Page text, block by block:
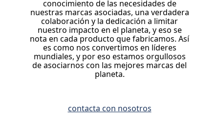
conocimiento de las necesidades de
nuestras marcas asociadas, una verdadera
colaboración y la dedicación a limitar
nuestro impacto en el planeta, y eso se
nota en cada producto que fabricamos. Así
es como nos convertimos en líderes
mundiales, y por eso estamos orgullosos
de asociarnos con las mejores marcas del
planeta.
contacta con nosotros